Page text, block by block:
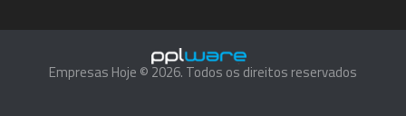
Empresas Hoje © 2026. Todos os direitos reservados